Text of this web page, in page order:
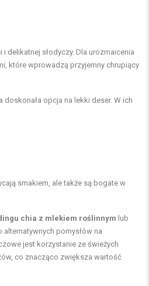
delikatnej słodyczy. Dla urozmaicenia
które wprowadzą przyjemny chrupiący
doskonała opcja na lekki deser. W ich
smakiem, ale także są bogate w
chia z mlekiem roślinnym lub
alternatywnych pomysłów na
jest korzystanie ze świeżych
co znacząco zwiększa wartość